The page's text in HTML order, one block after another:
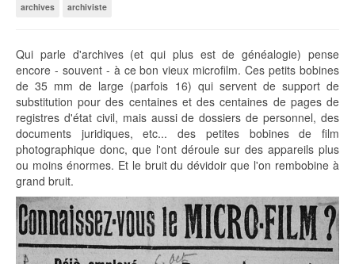
archives archiviste
Qui parle d'archives (et qui plus est de généalogie) pense
encore - souvent - à ce bon vieux microfilm. Ces petits bobines
de 35 mm de large (parfois 16) qui servent de support de
substitution pour des centaines et des centaines de pages de
registres d'état civil, mais aussi de dossiers de personnel, des
documents juridiques, etc... des petites bobines de film
photographique donc, que l'ont déroule sur des appareils plus
ou moins énormes. Et le bruit du dévidoir que l'on rembobine à
grand bruit.